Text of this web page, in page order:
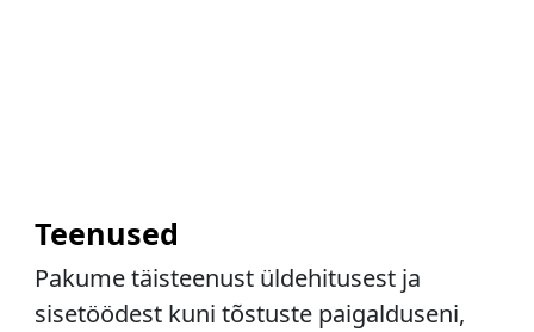
Teenused
Pakume täisteenust üldehitusest ja
sisetöödest kuni tõstuste paigalduseni,